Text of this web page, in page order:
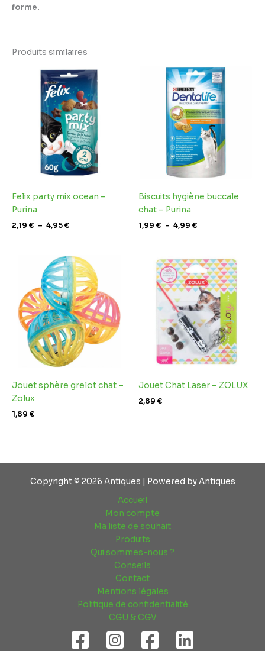
forme.
Produits similaires
Felix party mix ocean –
Purina
2,19 € – 4,95€
Plage
de
prix :
2,19 €
à
4,95 €
Biscuits hygiène buccale
chat – Purina
1,99 € – 4,99 €
Plage
de
prix :
1,99 €
à
4,99 €
Jouet sphère grelot chat –
Zolux
1,89 €
Jouet Chat Laser – ZOLUX
2,89 €
Copyright © 2026 Antiques | Powered by Antiques
Accueil
Mon compte
Ma liste de souhait
Produits
Qui sommes-nous ?
Conseils
Contact
Mentions légales
Politique de confidentialité
CGU & CGV